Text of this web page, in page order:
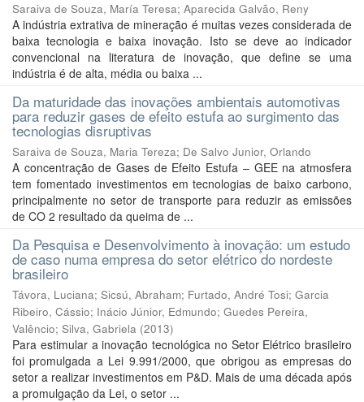
Saraiva de Souza, María Teresa; Aparecida Galvão, Reny
A indústria extrativa de mineração é muitas vezes considerada de
baixa tecnologia e baixa inovação. Isto se deve ao indicador
convencional na literatura de inovação, que define se uma
indústria é de alta, média ou baixa ...
Da maturidade das inovações ambientais automotivas
para reduzir gases de efeito estufa ao surgimento das
tecnologias disruptivas
Saraiva de Souza, Maria Tereza; De Salvo Junior, Orlando
A concentração de Gases de Efeito Estufa – GEE na atmosfera
tem fomentado investimentos em tecnologias de baixo carbono,
principalmente no setor de transporte para reduzir as emissões
de CO 2 resultado da queima de ...
Da Pesquisa e Desenvolvimento à inovação: um estudo
de caso numa empresa do setor elétrico do nordeste
brasileiro
Távora, Luciana; Sicsú, Abraham; Furtado, André Tosi; Garcia
Ribeiro, Cássio; Inácio Júnior, Edmundo; Guedes Pereira,
Valêncio; Silva, Gabriela (2013)
Para estimular a inovação tecnológica no Setor Elétrico brasileiro
foi promulgada a Lei 9.991/2000, que obrigou as empresas do
setor a realizar investimentos em P&D. Mais de uma década após
a promulgação da Lei, o setor ...